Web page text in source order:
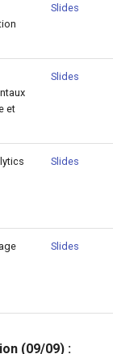
Slides
et
Slides
Slides
Slides
(09/09) :